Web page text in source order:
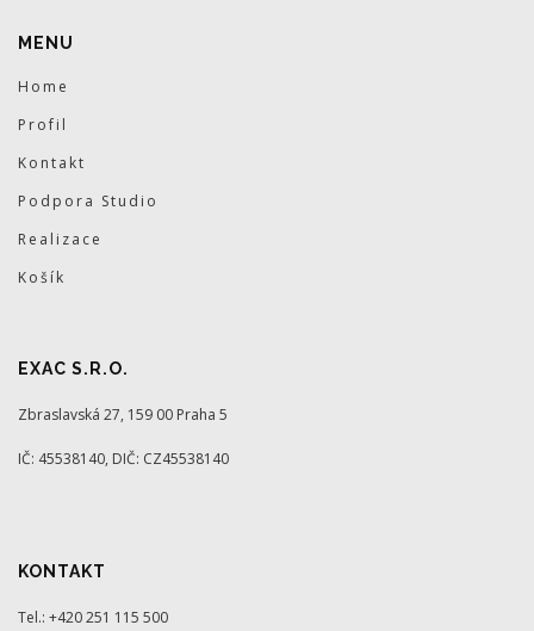
MENU
Home
Profil
Kontakt
Podpora Studio
Realizace
Košík
EXAC S.R.O.
Zbraslavská 27, 159 00 Praha 5
IČ: 45538140, DIČ: CZ45538140
KONTAKT
Tel.: +420 251 115 500